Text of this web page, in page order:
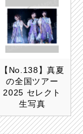
【No.138】真夏
の全国ツアー
2025 セレクト
生写真